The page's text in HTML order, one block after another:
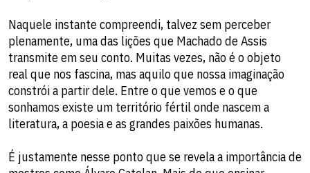
Naquele instante compreendi, talvez sem perceber
plenamente, uma das lições que Machado de Assis
transmite em seu conto. Muitas vezes, não é o objeto
real que nos fascina, mas aquilo que nossa imaginação
constrói a partir dele. Entre o que vemos e o que
sonhamos existe um território fértil onde nascem a
literatura, a poesia e as grandes paixões humanas.
É justamente nesse ponto que se revela a importância de